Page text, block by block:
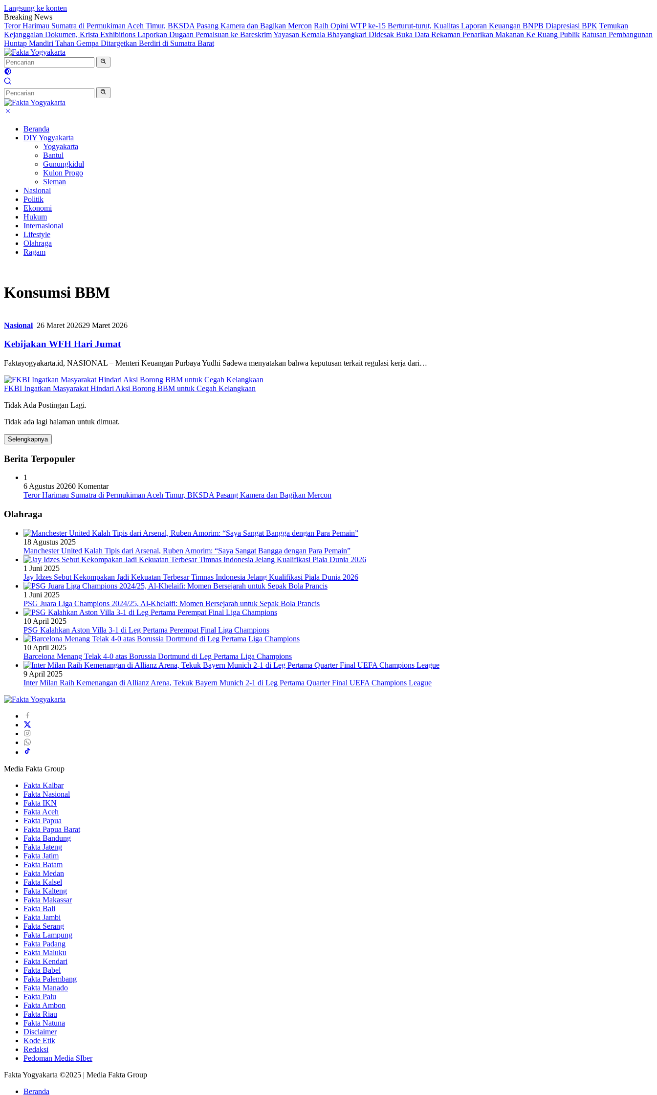
Langsung ke konten
Breaking News
Teror Harimau Sumatra di Permukiman Aceh Timur, BKSDA Pasang Kamera dan Bagikan Mercon Raih Opini WTP ke-15 Berturut-turut, Kualitas Laporan Keuangan BNPB Diapresiasi BPK Temukan
Kejanggalan Dokumen, Krista Exhibitions Laporkan Dugaan Pemalsuan ke BareskrimYayasan Kemala Bhayangkari Didesak Buka Data Rekaman Penarikan Makanan Ke Ruang Publik Ratusan Pembangunan
Huntap Mandiri Tahan Gempa Ditargetkan Berdiri di Sumatra Barat
Beranda
DIY Yogyakarta
Yogyakarta
Bantul
Gunungkidul
Kulon Progo
Sleman
Nasional
Politik
Ekonomi
Hukum
Internasional
Lifestyle
Olahraga
Ragam
Konsumsi BBM
Nasional 26 Maret 202629 Maret 2026
Kebijakan WFH Hari Jumat
Faktayogyakarta.id, NASIONAL – Menteri Keuangan Purbaya Yudhi Sadewa menyatakan bahwa keputusan terkait regulasi kerja dari…
FKBI Ingatkan Masyarakat Hindari Aksi Borong BBM untuk Cegah Kelangkaan
Tidak Ada Postingan Lagi.
Tidak ada lagi halaman untuk dimuat.
Selengkapnya
Berita Terpopuler
1
6 Agustus 20260 Komentar
Teror Harimau Sumatra di Permukiman Aceh Timur, BKSDA Pasang Kamera dan Bagikan Mercon
Olahraga
18 Agustus 2025
Manchester United Kalah Tipis dari Arsenal, Ruben Amorim: “Saya Sangat Bangga dengan Para Pemain”
1 Juni 2025
Jay Idzes Sebut Kekompakan Jadi Kekuatan Terbesar Timnas Indonesia Jelang Kualifikasi Piala Dunia 2026
1 Juni 2025
PSG Juara Liga Champions 2024/25, Al-Khelaifi: Momen Bersejarah untuk Sepak Bola Prancis
10 April 2025
PSG Kalahkan Aston Villa 3-1 di Leg Pertama Perempat Final Liga Champions
10 April 2025
Barcelona Menang Telak 4-0 atas Borussia Dortmund di Leg Pertama Liga Champions
9 April 2025
Inter Milan Raih Kemenangan di Allianz Arena, Tekuk Bayern Munich 2-1 di Leg Pertama Quarter Final UEFA Champions League
Media Fakta Group
Fakta Kalbar
Fakta Nasional
Fakta IKN
Fakta Aceh
Fakta Papua
Fakta Papua Barat
Fakta Bandung
Fakta Jateng
Fakta Jatim
Fakta Batam
Fakta Medan
Fakta Kalsel
Fakta Kalteng
Fakta Makassar
Fakta Bali
Fakta Jambi
Fakta Serang
Fakta Lampung
Fakta Padang
Fakta Maluku
Fakta Kendari
Fakta Babel
Fakta Palembang
Fakta Manado
Fakta Palu
Fakta Ambon
Fakta Riau
Fakta Natuna
Disclaimer
Kode Etik
Redaksi
Pedoman Media SIber
Fakta Yogyakarta ©2025 | Media Fakta Group
Beranda